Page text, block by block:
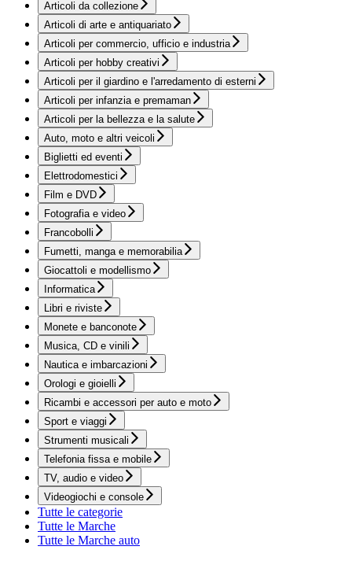
Articoli da collezione
Articoli di arte e antiquariato
Articoli per commercio, ufficio e industria
Articoli per hobby creativi
Articoli per il giardino e l'arredamento di esterni
Articoli per infanzia e premaman
Articoli per la bellezza e la salute
Auto, moto e altri veicoli
Biglietti ed eventi
Elettrodomestici
Film e DVD
Fotografia e video
Francobolli
Fumetti, manga e memorabilia
Giocattoli e modellismo
Informatica
Libri e riviste
Monete e banconote
Musica, CD e vinili
Nautica e imbarcazioni
Orologi e gioielli
Ricambi e accessori per auto e moto
Sport e viaggi
Strumenti musicali
Telefonia fissa e mobile
TV, audio e video
Videogiochi e console
Tutte le categorie
Tutte le Marche
Tutte le Marche auto